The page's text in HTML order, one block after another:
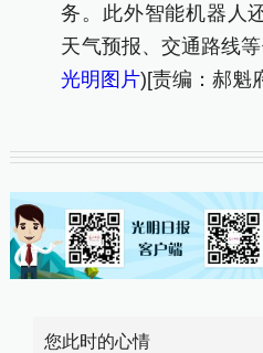
务。此外智能机器人
天气预报、交通路线
光明图片)[责编：郝魁
您此时的心情